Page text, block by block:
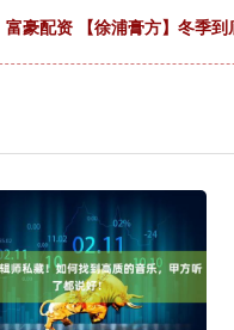
富豪配资 【徐浦膏方】冬季